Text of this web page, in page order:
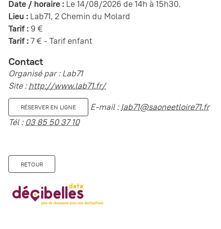
Date / horaire : Le 14/08/2026 de 14h à 15h30.
Lieu : Lab71, 2 Chemin du Molard
Tarif : 9 €
Tarif :7 € - Tarif enfant
Contact
Organisé par : Lab71
Site :http://www.lab71.fr/
RÉSERVER EN LIGNE E-mail : lab71@saoneetloire71.fr
Tél : 03 85 50 37 10
RETOUR